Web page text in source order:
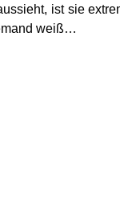
ist sie
weiß…